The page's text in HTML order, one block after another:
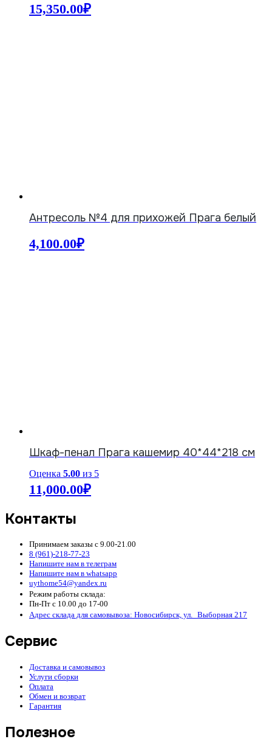
15,350.00₽
Антресоль №4 для прихожей Прага белый
4,100.00₽
Шкаф-пенал Прага кашемир 40*44*218 см
Оценка 5.00 из 5
11,000.00₽
Контакты
Принимаем заказы с 9.00-21.00
8 (961)-218-77-23
Напишите нам в телеграм
Напишите нам в whatsapp
uythome54@yandex.ru
Режим работы склада:
Пн-Пт с 10.00 до 17-00
Адрес склада для самовывоза: Новосибирск, ул. Выборная 217
Сервис
Доставка и самовывоз
Услуги сборки
Оплата
Обмен и возврат
Гарантия
Полезное